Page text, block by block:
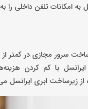
امکانات تلفن داخلی را
سرور مجازی در کمتر از
با کم کردن
زیرساخت ابری ایرانسل